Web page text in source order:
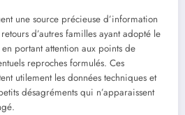
une source précieuse d’information
d’autres familles ayant adopté le
portant attention aux points de
reproches formulés. Ces
utilement les données techniques et
désagréments qui n’apparaissent